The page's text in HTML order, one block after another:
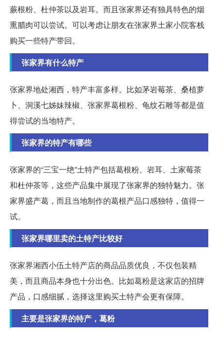
蕨根粉、杜仲茶以及岩耳。而且张家界还有独具特色的烟
熏腊肉可以尝试。可以考虑让朋友在张家界土家小院客栈
购买一些特产带回。
张家界有什么特产
张家界地处湘西，特产丰富多样。比如茅岩莓茶、桑植萝
卜、洞溪七姊妹辣椒、张家界葛根粉、龟纹石雕等都是值
得尝试的当地特产。
张家界的特产有哪些
张家界的“三宝一绝”土特产包括葛根粉、岩耳、土家莓茶
和杜仲茶等，这些产品集中展现了张家界的独特魅力。张
家界盛产葛，而且当地制作的葛根产品口感独特，值得一
试。
张家界哪里卖的土特产比较好
张家界湘西小伍土特产店的商品品质优良，不仅包装精
美，而且商品本身也十分出色。比如葛粉是这家店的招牌
产品，口感细腻，选择这里购买土特产会更有保障。
主要是张家界的特产，葛粉